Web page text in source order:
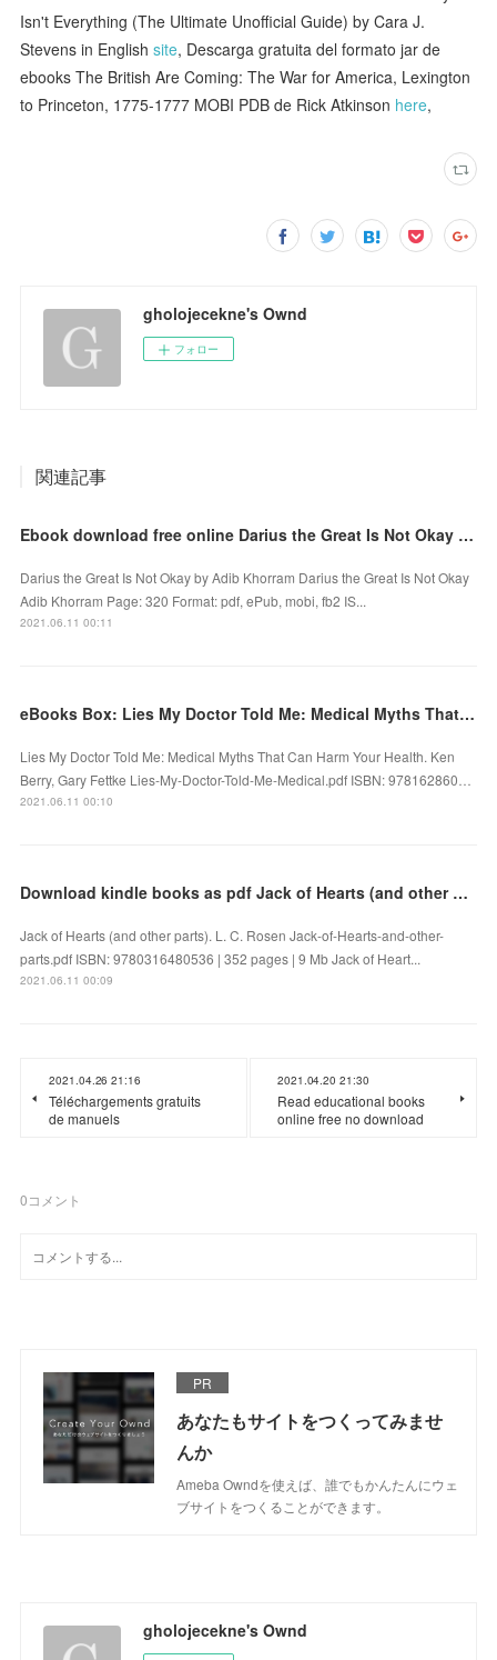
Isn't Everything (The Ultimate Unofficial Guide) by Cara J.
Stevens in Englishsite, Descarga gratuita del formato jar de
ebooks The British Are Coming: The War for America, Lexington
to Princeton, 1775-1777 MOBI PDB de Rick Atkinson here,
gholojecekne's Ownd
フォロー
関連記事
Ebook download free online Darius the Great Is Not Okay DJVU RTF English version
Darius the Great Is Not Okay by Adib Khorram Darius the Great Is Not Okay
Adib Khorram Page: 320 Format: pdf, ePub, mobi, fb2 IS...
2021.06.11 00:11
eBooks Box: Lies My Doctor Told Me: Medical Myths That Can Harm Your Health
Lies My Doctor Told Me: Medical Myths That Can Harm Your Health. Ken
Berry, Gary Fettke Lies-My-Doctor-Told-Me-Medical.pdf ISBN: 978162860…
2021.06.11 00:10
Download kindle books as pdf Jack of Hearts (and other parts) (English literature)
Jack of Hearts (and other parts). L. C. Rosen Jack-of-Hearts-and-other-
parts.pdf ISBN: 9780316480536 | 352 pages | 9 Mb Jack of Heart...
2021.06.11 00:09
2021.04.26 21:16
Téléchargements gratuits
de manuels
2021.04.20 21:30
Read educational books
online free no download
0コメント
PR
あなたもサイトをつくってみませ
んか
Ameba Owndを使えば、誰でもかんたんにウェ
ブサイトをつくることができます。
gholojecekne's Ownd